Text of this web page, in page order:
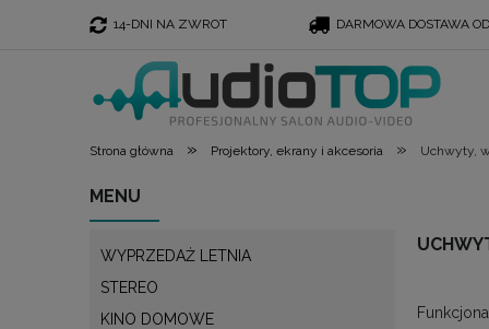
14-DNI NA ZWROT DARMOWA DOSTAWA
Strona główna » Projektory, ekrany i akcesoria » Uchwyty,
MENU
WYPRZEDAŻ LETNIA
STEREO
KINO DOMOWE